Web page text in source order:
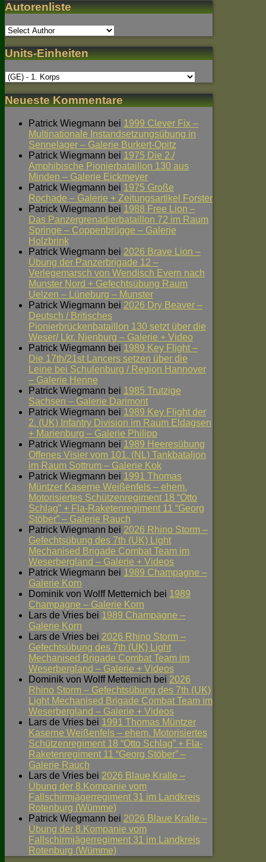
Autorenliste
Units-Einheiten
Neueste Kommentare
Patrick Wiegmann bei 1999 Clever Fix –
Multinationale Instandsetzungsübung in
Sennelager – Galerie Burkert-Opitz
Patrick Wiegmann bei 1975 Die 2./
Amphibische Pionierbataillon 130 aus
Minden – Galerie Eickmeyer
Patrick Wiegmann bei 1975 Große
Rochade – Galerie + Zeitungsartikel Forster
Patrick Wiegmann bei 1988 Free Lion –
Das Panzergrenadierbataillon 72 im Raum
Springe – Coppenbrügge – Galerie
Holzbrink
Patrick Wiegmann bei 2026 Brave Lion –
Übung der Panzerbrigade 12 –
Verlegemarsch von Wendisch Evern nach
Munster Nord + Gefechtsübung Raum
Uelzen – Lüneburg – Munster
Patrick Wiegmann bei 2026 Dry Beaver –
Deutsch / Britisches
Pionierbrückenbataillon 130 setzt über die
Weser/ Lkr. Nienburg – Galerie + Video
Patrick Wiegmann bei 1989 Key Flight –
Die 17th/21st Lancers setzen über die
Leine bei Schulenburg / Region Hannover
– Galerie Henne
Patrick Wiegmann bei 1985 Trutzige
Sachsen – Galerie Darimont
Patrick Wiegmann bei 1989 Key Flight der
2. (UK) Infantry Division im Raum Eldagsen
+ Marienburg – Galerie Philipp
Patrick Wiegmann bei 1989 Heeresübung
Offenes Visier vom 101. (NL) Tankbataljon
im Raum Sottrum – Galerie Kok
Patrick Wiegmann bei 1991 Thomas
Müntzer Kaserne Weißenfels – ehem.
Motorisiertes Schützenregiment 18 “Otto
Schlag” + Fla-Raketenregiment 11 “Georg
Stöber” – Galerie Rauch
Patrick Wiegmann bei 2026 Rhino Storm –
Gefechtsübung des 7th (UK) Light
Mechanised Brigade Combat Team im
Weserbergland – Galerie + Videos
Patrick Wiegmann bei 1989 Champagne –
Galerie Korn
Dominik von Wolff Metternich bei 1989
Champagne – Galerie Korn
Lars de Vries bei 1989 Champagne –
Galerie Korn
Lars de Vries bei 2026 Rhino Storm –
Gefechtsübung des 7th (UK) Light
Mechanised Brigade Combat Team im
Weserbergland – Galerie + Videos
Dominik von Wolff Metternich bei 2026
Rhino Storm – Gefechtsübung des 7th (UK)
Light Mechanised Brigade Combat Team im
Weserbergland – Galerie + Videos
Lars de Vries bei 1991 Thomas Müntzer
Kaserne Weißenfels – ehem. Motorisiertes
Schützenregiment 18 “Otto Schlag” + Fla-
Raketenregiment 11 “Georg Stöber” –
Galerie Rauch
Lars de Vries bei 2026 Blaue Kralle –
Übung der 8.Kompanie vom
Fallschirmjägerregiment 31 im Landkreis
Rotenburg (Wümme)
Patrick Wiegmann bei 2026 Blaue Kralle –
Übung der 8.Kompanie vom
Fallschirmjägerregiment 31 im Landkreis
Rotenburg (Wümme)